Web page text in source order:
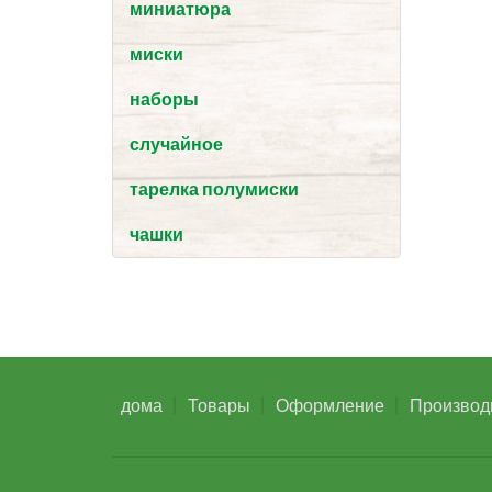
миниатюра
миски
наборы
случайное
тарелка полумиски
чашки
дома Товары Оформление